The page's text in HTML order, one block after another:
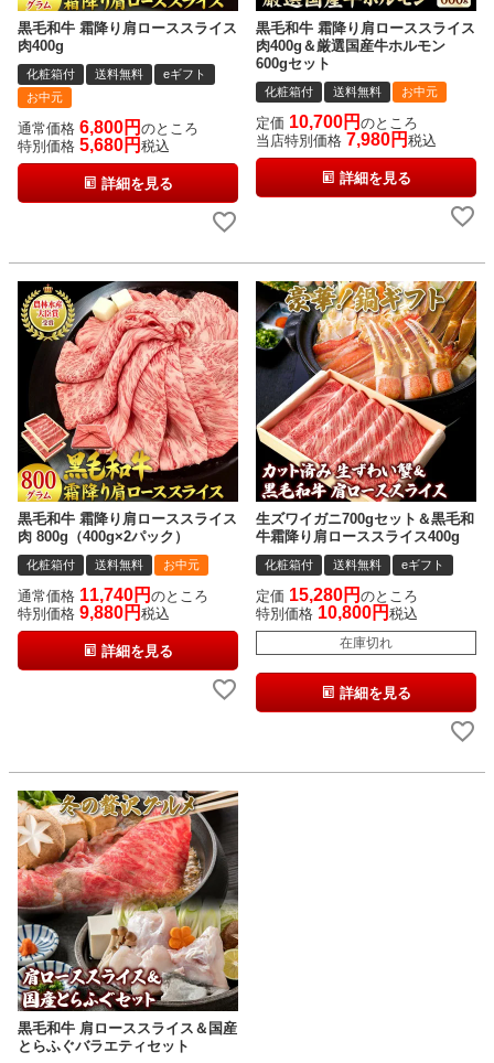
黒毛和牛 霜降り肩ローススライス
肉400g
化粧箱付 送料無料
eギフト
お中元
通常価格 6,800
のところ
特別価格 5,680 税込
詳細を見る
黒毛和牛 霜降り肩ローススライス
肉400g＆厳選国産牛ホルモン
600gセット
化粧箱付 送料無料 お中元
定価 10,700
のところ
当店特別価格 7,980 税込
詳細を見る
黒毛和牛 霜降り肩ローススライス
肉 800g（400g×2パック）
化粧箱付 送料無料 お中元
通常価格 11,740
のところ
特別価格 9,880 税込
詳細を見る
生ズワイガニ700gセット＆黒毛和
牛霜降り肩ローススライス400g
化粧箱付 送料無料 eギフト
定価 15,280
のところ
特別価格 10,800 税込
在庫切れ
詳細を見る
黒毛和牛 肩ローススライス＆国産
とらふぐバラエティセット